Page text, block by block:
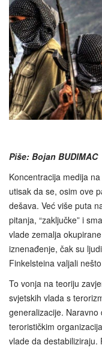
Piše: Bojan BUDIMAC
Koncentracija medija
utisak da se, osim ove
dešava. Već više puta
pitanja, “zaključke” i
vlade zemalja
iznenađenje, čak su
Finkelsteina valjali
To vonja na teoriju
svjetskih vlada s
generalizacije.
terorističkim
vlade da destabiliziraju.